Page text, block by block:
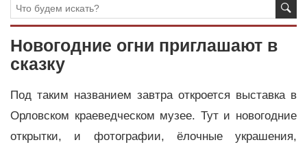
Новогодние огни приглашают в
сказку
Под таким названием завтра откроется выставка в
Орловском краеведческом музее. Тут и новогодние
открытки, и фотографии, ёлочные украшения,